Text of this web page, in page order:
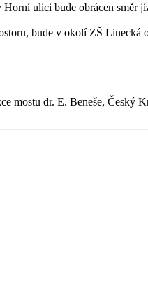
ulici bude obrácen
bude v okolí ZŠ
mostu dr. E. Beneše, Český